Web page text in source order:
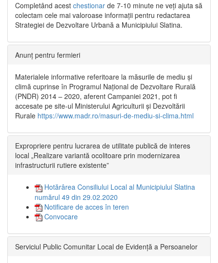
Completând acest chestionar de 7-10 minute ne veți ajuta să
colectam cele mai valoroase informații pentru redactarea
Strategiei de Dezvoltare Urbană a Municipiului Slatina.
Anunț pentru fermieri
Materialele informative referitoare la măsurile de mediu și
climă cuprinse în Programul Național de Dezvoltare Rurală
(PNDR) 2014 – 2020, aferent Campaniei 2021, pot fi
accesate pe site-ul Ministerului Agriculturii și Dezvoltării
Rurale https://www.madr.ro/masuri-de-mediu-si-clima.html
Expropriere pentru lucrarea de utilitate publică de interes
local „Realizare variantă ocolitoare prin modernizarea
infrastructurii rutiere existente”
Hotărârea Consiliului Local al Municipiului Slatina
numărul 49 din 29.02.2020
Notificare de acces în teren
Convocare
Serviciul Public Comunitar Local de Evidență a Persoanelor